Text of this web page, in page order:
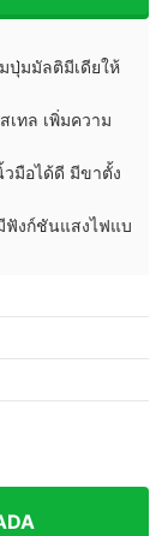
ปุ่มมัลติมีเดียให้
ทล เพิ่มความ
มือได้ดี มีขาตั้ง
ฟังก์ชันแสงไฟแบ